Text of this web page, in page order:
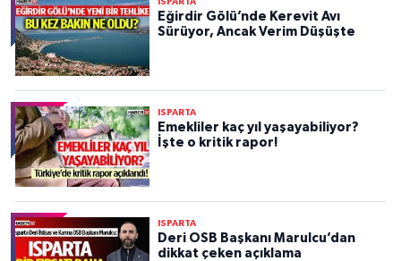
Eğirdir Gölü’nde Kerevit Avı
Sürüyor, Ancak Verim Düşüşte
ISPARTA
Emekliler kaç yıl yaşayabiliyor?
İşte o kritik rapor!
ISPARTA
Deri OSB Başkanı Marulcu’dan
dikkat çeken açıklama